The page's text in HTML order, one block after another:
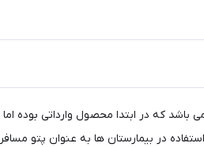
در بیمارستان ها به عنوان پتو